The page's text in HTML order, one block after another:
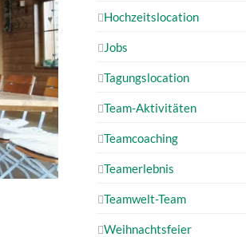
Hochzeitslocation
Jobs
Tagungslocation
Team-Aktivitäten
Teamcoaching
Teamerlebnis
Teamwelt-Team
Weihnachtsfeier